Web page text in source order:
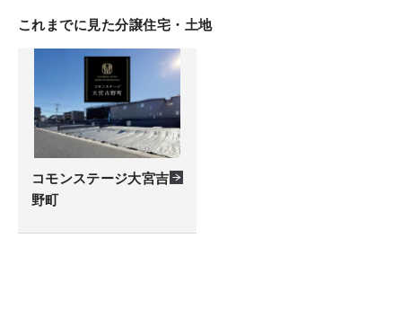
これまでに見た分譲住宅・土地
コモンステージ大宮吉
野町